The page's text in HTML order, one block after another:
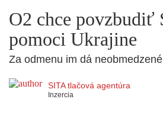
O2 chce povzbudiť
pomoci Ukrajine
Za odmenu im dá
SITA tlačová agentúra
Inzercia